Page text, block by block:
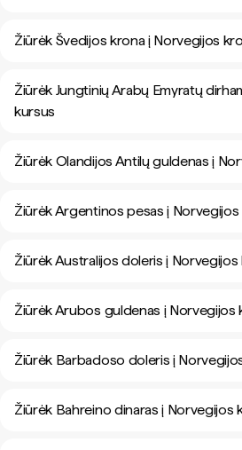
Žiūrėk Švedijos krona į Norvegijos
Žiūrėk Jungtinių Arabų Emyratų
kursus
Žiūrėk Olandijos Antilų guldenas į
Žiūrėk Argentinos pesas į
Žiūrėk Australijos doleris į
Žiūrėk Arubos guldenas į Norvegijos
Žiūrėk Barbadoso doleris į
Žiūrėk Bahreino dinaras į Norvegijos